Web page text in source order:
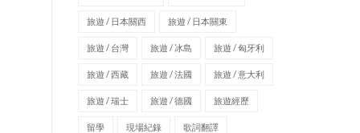
旅遊 / 日本關西 旅遊 / 日本關東
旅遊 / 台灣 旅遊 / 冰島 旅遊 / 匈牙利
旅遊 / 西藏 旅遊 / 法國 旅遊 / 意大利
旅遊 / 瑞士 旅遊 / 德國 旅遊經歷
留學 現場紀錄 歌詞翻譯